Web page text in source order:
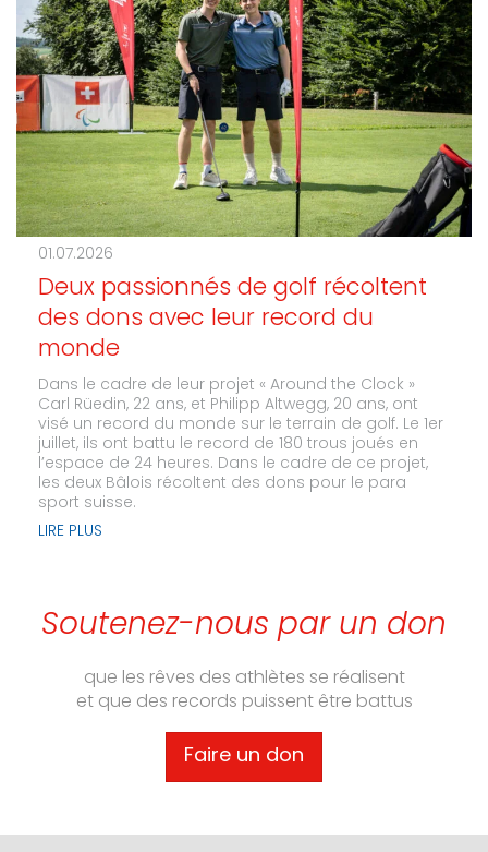
01.07.2026
Deux passionnés de golf récoltent
des dons avec leur record du
monde
Dans le cadre de leur projet « Around the Clock »
Carl Rüedin, 22 ans, et Philipp Altwegg, 20 ans, ont
visé un record du monde sur le terrain de golf. Le 1er
juillet, ils ont battu le record de 180 trous joués en
l’espace de 24 heures. Dans le cadre de ce projet,
les deux Bâlois récoltent des dons pour le para
sport suisse.
LIRE PLUS
Soutenez-nous par un don
que les rêves des athlètes se réalisent
et que des records puissent être battus
Faire un don